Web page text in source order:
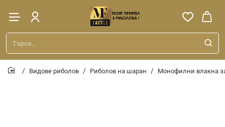
Търси...
Видове риболов Риболов на шаран Монофилни влакна